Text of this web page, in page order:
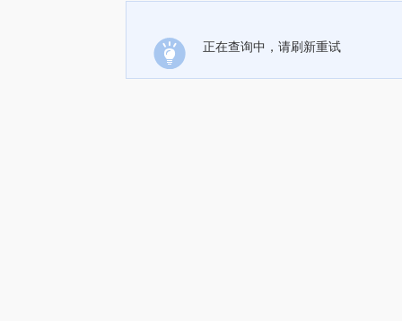
正在查询中，请刷新重试